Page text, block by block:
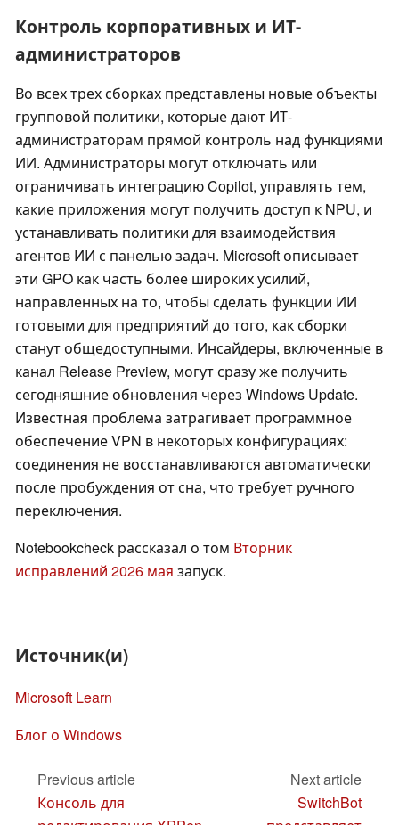
Контроль корпоративных и ИТ-
администраторов
Во всех трех сборках представлены новые объекты
групповой политики, которые дают ИТ-
администраторам прямой контроль над функциями
ИИ. Администраторы могут отключать или
ограничивать интеграцию Copilot, управлять тем,
какие приложения могут получить доступ к NPU, и
устанавливать политики для взаимодействия
агентов ИИ с панелью задач. Microsoft описывает
эти GPO как часть более широких усилий,
направленных на то, чтобы сделать функции ИИ
готовыми для предприятий до того, как сборки
станут общедоступными. Инсайдеры, включенные в
канал Release Preview, могут сразу же получить
сегодняшние обновления через Windows Update.
Известная проблема затрагивает программное
обеспечение VPN в некоторых конфигурациях:
соединения не восстанавливаются автоматически
после пробуждения от сна, что требует ручного
переключения.
Notebookcheck рассказал о том Вторник
исправлений 2026 мая запуск.
Источник(и)
Microsoft Learn
Блог о Windows
Previous article
Консоль для
Next article
SwitchBot